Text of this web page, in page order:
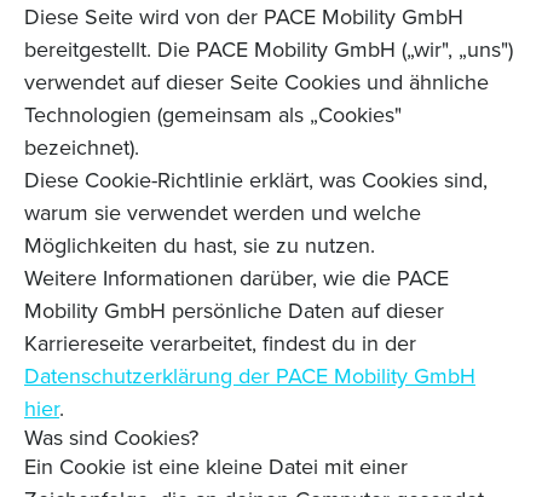
Diese Seite wird von der PACE Mobility GmbH
bereitgestellt. Die PACE Mobility GmbH („wir", „uns")
verwendet auf dieser Seite Cookies und ähnliche
Technologien (gemeinsam als „Cookies"
bezeichnet).
Diese Cookie-Richtlinie erklärt, was Cookies sind,
warum sie verwendet werden und welche
Möglichkeiten du hast, sie zu nutzen.
Weitere Informationen darüber, wie die PACE
Mobility GmbH persönliche Daten auf dieser
Karriereseite verarbeitet, findest du in der
Datenschutzerklärung der PACE Mobility GmbH
hier.
Was sind Cookies?
Ein Cookie ist eine kleine Datei mit einer